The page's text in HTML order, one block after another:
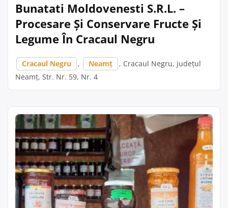
Bunatati Moldovenesti S.R.L. –
Procesare Și Conservare Fructe Și
Legume În Cracaul Negru
Cracaul Negru , Neamț
, Cracaul Negru, județul
Neamț, Str. Nr. 59, Nr. 4